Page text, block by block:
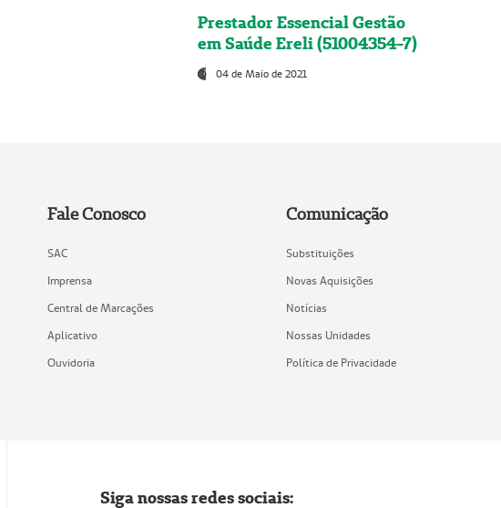
Prestador Essencial Gestão
em Saúde Ereli (51004354-7)
04 de Maio de 2021
Fale Conosco
SAC
Imprensa
Central de Marcações
Aplicativo
Ouvidoria
Comunicação
Substituições
Novas Aquisições
Notícias
Nossas Unidades
Política de Privacidade
Siga nossas redes sociais: